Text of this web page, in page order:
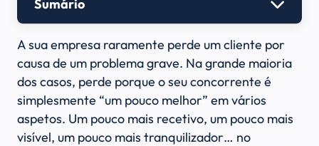
Sumário
A sua empresa raramente perde um cliente por
causa de um problema grave. Na grande maioria
dos casos, perde porque o seu concorrente é
simplesmente “um pouco melhor” em vários
aspetos. Um pouco mais recetivo, um pouco mais
visível, um pouco mais tranquilizador… no